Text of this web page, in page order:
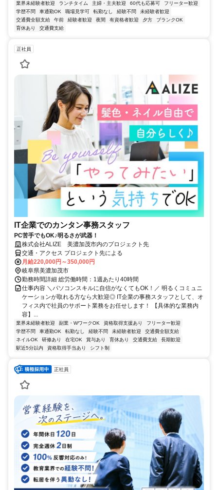
業界未経験者歓迎 ランチタイム 主婦・主夫歓迎 60代も応募可
フリーター歓迎
学歴不問
車通勤OK 職場見学可 転勤なし 経験不問
未経験者歓迎
交通費全額支給
午前 経験者歓迎 夜間 有資格者歓迎 夕方
ブランクOK
育休あり
交通費支給
正社員
IT企業でのカンタン事務スタッフ
PC苦手でもOK♪明るさが武器！
株式会社ALIZE 美濃加茂市内のプロジェクト先
交通・アクセス プロジェクト先による
月給220,000円～350,000円
岐阜県美濃加茂市
勤務時間詳細 総労働時間：1週あたり40時間
仕事内容 ＼パソコンスキルに自信がなくてもOK！／ 明るくコミュニ
ケーションが取れる方なら大歓迎◎ IT企業の事務スタッフとして、オ
フィス内で社員のサポート業務をお任せします！ 【具体的な業務内
容】...
業界未経験者歓迎 副業・WワークOK 資格取得支援あり
フリーター歓迎
学歴不問
車通勤OK 転勤なし 経験不問 未経験者歓迎
交通費全額支給
ネイルOK
研修あり 在宅OK 賞与あり 育休あり 交通費支給
長期歓迎
駅近5分以内
資格取得手当あり シフト制
正社員